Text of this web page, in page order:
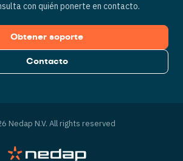
con quién ponerte en contacto.
Obtener soporte
Contacto
Nedap N.V. All rights reserved